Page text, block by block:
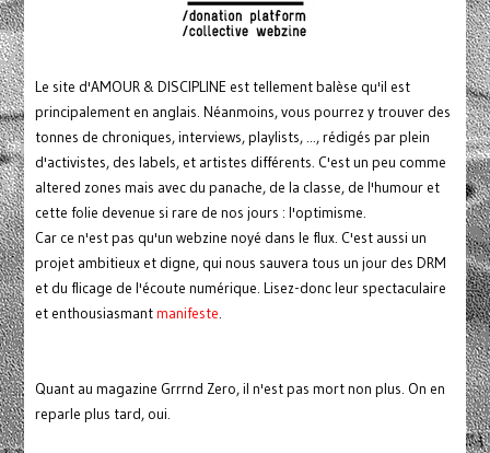
Le site d'AMOUR & DISCIPLINE est tellement balèse qu'il est
principalement en anglais. Néanmoins, vous pourrez y trouver des
tonnes de chroniques, interviews, playlists, ..., rédigés par plein
d'activistes, des labels, et artistes différents. C'est un peu comme
altered zones mais avec du panache, de la classe, de l'humour et
cette folie devenue si rare de nos jours : l'optimisme.
Car ce n'est pas qu'un webzine noyé dans le flux. C'est aussi un
projet ambitieux et digne, qui nous sauvera tous un jour des DRM
et du flicage de l'écoute numérique. Lisez-donc leur spectaculaire
et enthousiasmantmanifeste.
Quant au magazine Grrrnd Zero, il n'est pas mort non plus. On en
reparle plus tard, oui.